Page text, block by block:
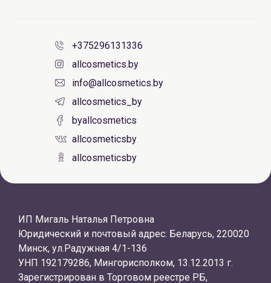
+375296131336
allcosmetics.by
info@allcosmetics.by
allcosmetics_by
byallcosmetics
allcosmeticsby
allcosmeticsby
ИП Мигаль Наталья Петровна
Юридический и почтовый адрес: Беларусь, 220020
Минск, ул.Радужная 4/1-136
УНП 192179286, Мингорисполком, 13.12.2013 г.
Зарегистрирован в Торговом реестре РБ,